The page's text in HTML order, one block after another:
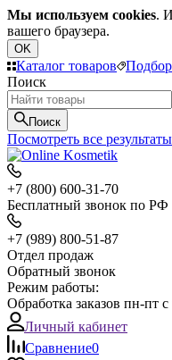
Мы используем cookies.
вашего браузера.
OK
Каталог товаров
Поиск
Поиск
Посмотреть все результаты
+7 (800) 600-31-70
Бесплатный звонок по РФ
+7 (989) 800-51-87
Отдел продаж
Обратный звонок
Режим работы:
Обработка заказов пн-пт
Личный кабинет
Сравнение0